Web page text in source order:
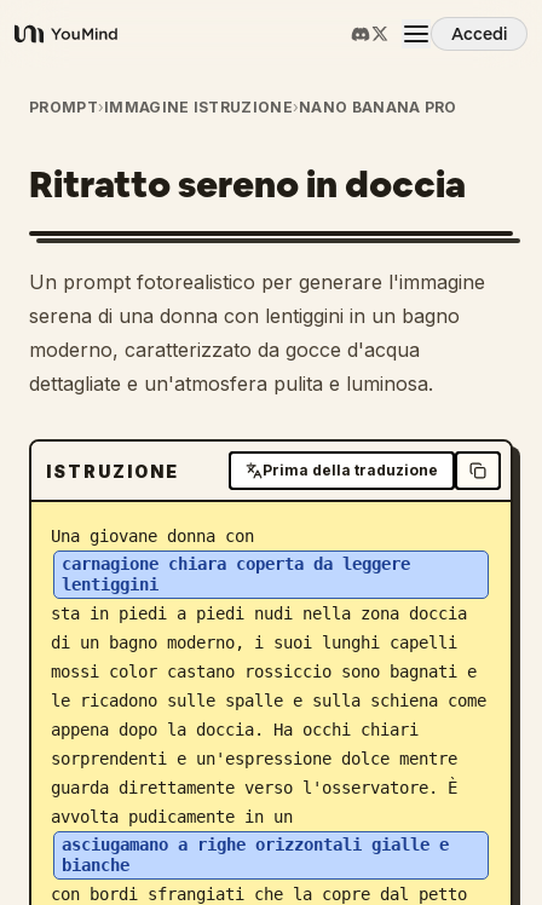
YouMind
Accedi
Panoramica
Casi d'uso
Prompt
Scarica
Blog
Aggiornamenti
PROMPT›IMMAGINE ISTRUZIONE›NANO BANANA PRO
Ritratto sereno in doccia
Un prompt fotorealistico per generare l'immagine
serena di una donna con lentiggini in un bagno
moderno, caratterizzato da gocce d'acqua
dettagliate e un'atmosfera pulita e luminosa.
ISTRUZIONE Prima della traduzione
Una giovane donna con
carnagione chiara coperta da leggere
lentiggini
sta in piedi a piedi nudi nella zona doccia
di un bagno moderno, i suoi lunghi capelli
mossi color castano rossiccio sono bagnati e
le ricadono sulle spalle e sulla schiena come
appena dopo la doccia. Ha occhi chiari
sorprendenti e un'espressione dolce mentre
guarda direttamente verso l'osservatore. È
avvolta pudicamente in un
asciugamano a righe orizzontali gialle e
bianche
con bordi sfrangiati che la copre dal petto